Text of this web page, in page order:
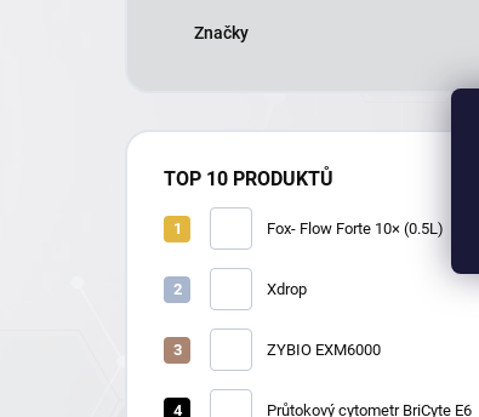
Značky
TOP 10 PRODUKTŮ
Fox- Flow Forte 10× (0.5L)
Xdrop
ZYBIO EXM6000
Průtokový cytometr BriCyte E6